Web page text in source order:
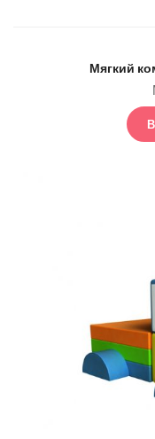
Мягкий